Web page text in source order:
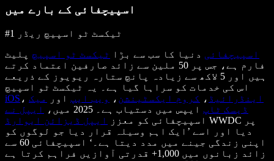
اسپیچفائی کے بارے میں
#1 ٹیکسٹ ٹو اسپیچ ریڈر
اسپیچفائی دنیا کا سب سے بڑا ٹیکسٹ ٹو اسپیچ پلیٹ
فارم ہے، جس پر 50 ملین سے زائد صارفین اعتماد کرتے
ہیں اور 5 لاکھ سے زیادہ پانچ ستارہ ریویوز کے ذریعے
اس کی خدمات کو سراہا گیا ہے۔ یہ ٹیکسٹ ٹو اسپیچ
iOS ، اینڈرائیڈ ، کروم ایکسٹینشن ، ویب ایپ اور
میک
ڈیسک ٹاپ ایپس میں دستیاب ہے۔ 2025 میں،
ایپل نے
اسپیچفائی کو معزز
ایپل ڈیزائن ایوارڈ
WWDC پر
دیا اور اسے ’ایک اہم وسیلہ قرار دیا جو لوگوں کو
اپنی زندگی جینے میں مدد دیتا ہے۔‘ اسپیچفائی 60 سے
زائد زبانوں میں 1,000+ قدرتی آوازیں فراہم کرتا ہے